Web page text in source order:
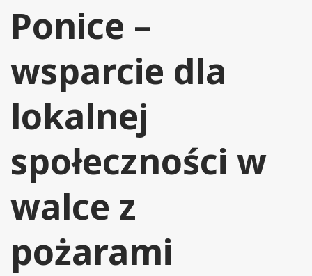
Ponice –
wsparcie dla
lokalnej
społeczności w
walce z
pożarami